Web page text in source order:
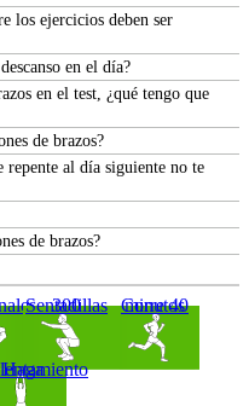
los ejercicios deben ser
en el día?
en el test, ¿qué tengo que
de brazos?
repente al día siguiente no te
de brazos?
300 Sentadillas Corre 40 minutos
Calentamiento